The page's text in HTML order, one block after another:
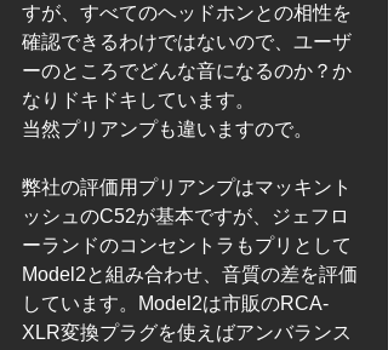
すが、すべてのヘッドホンとの相性を
確認できるわけではないので、ユーザ
ーのところでどんな音になるのか？か
なりドキドキしています。
当然プリアンプも違いますので。
弊社の評価用プリアンプはマッキント
ッシュのC52が基本ですが、ジェフロ
ーランドのコンセントラもプリとして
Model2と組み合わせ、音質の差を評価
しています。Model2は市販のRCA-
XLR変換プラグを使えばアンバランス